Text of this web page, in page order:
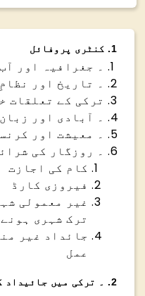
1
. کنٹری پروفائل
۔ جغرافیہ اور
۔ تاریخ اور
ترکی کے تعلقات
۔ آبادی اور زبان
۔ معیشت اور
۔ روزگار کی
کام کی اجازت
فیروزی کارڈ
غیر معمولی
ترک شہری
جائداد غیر
عمل
2
. ۔ ترکی میں جائیداد